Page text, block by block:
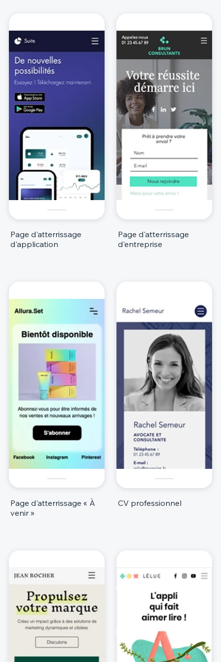
Page d'atterrissage
d'application
Page d'atterrissage
d'entreprise
Page d'atterrissage « À
venir »
CV professionnel